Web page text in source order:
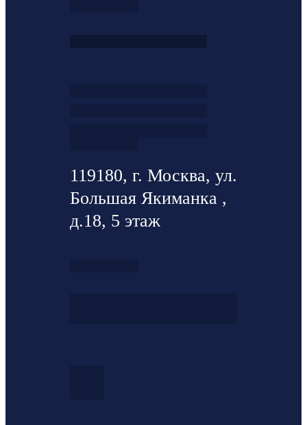
119180, г. Москва, ул.
Большая Якиманка ,
д.18, 5 этаж